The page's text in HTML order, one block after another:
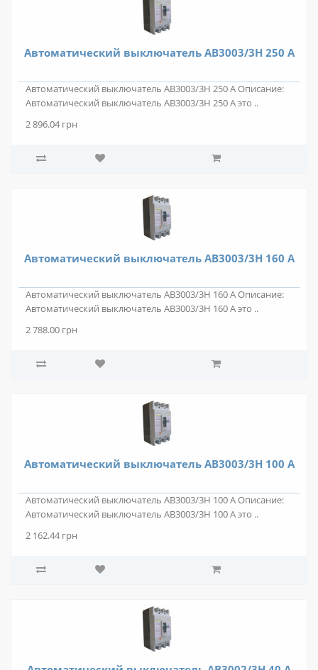
Автоматический выключатель АВ3003/3Н 250 А
Автоматический выключатель АВ3003/3Н 250 А Описание:
Автоматический выключатель АВ3003/3Н 250 А это ..
2 896.04 грн
Автоматический выключатель АВ3003/3Н 160 А
Автоматический выключатель АВ3003/3Н 160 А Описание:
Автоматический выключатель АВ3003/3Н 160 А это ..
2 788.00 грн
Автоматический выключатель АВ3003/3Н 100 А
Автоматический выключатель АВ3003/3Н 100 А Описание:
Автоматический выключатель АВ3003/3Н 100 А это ..
2 162.44 грн